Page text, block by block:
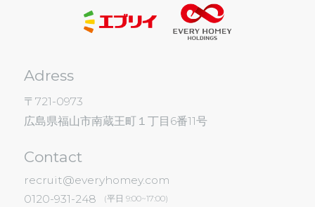
Adress
〒721-0973
広島県福山市南蔵王町１丁目6番11号
Contact
recruit@everyhomey.com
0120-931-248
(平日 9:00~17:00)